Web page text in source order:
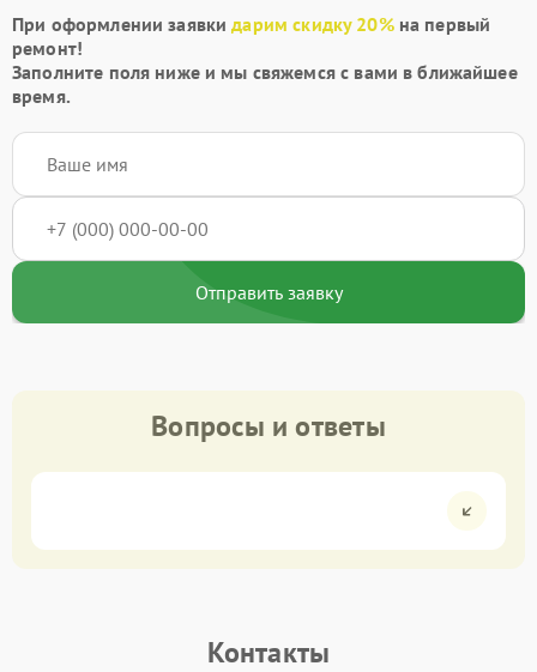
При оформлении заявкидарим скидку 20%на первый
ремонт!
Заполните поля ниже и мы свяжемся с вами в ближайшее
время.
Отправить заявку
Вопросы и ответы
Контакты